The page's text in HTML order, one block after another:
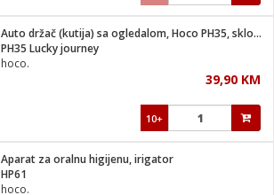
Auto držač (kutija) sa ogledalom, Hoco PH35, sklopivi
PH35 Lucky journey
hoco.
39,90 KM
10+
Aparat za oralnu higijenu, irigator
HP61
hoco.